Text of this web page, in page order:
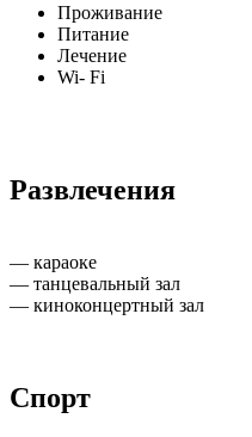
Проживание
Питание
Лечение
Wi- Fi
Развлечения
— караоке
— танцевальный зал
— киноконцертный зал
Спорт